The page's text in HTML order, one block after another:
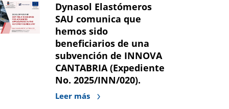
Dynasol Elastómeros
SAU comunica que
hemos sido
beneficiarios de una
subvención de INNOVA
CANTABRIA (Expediente
No. 2025/INN/020).
Leer más